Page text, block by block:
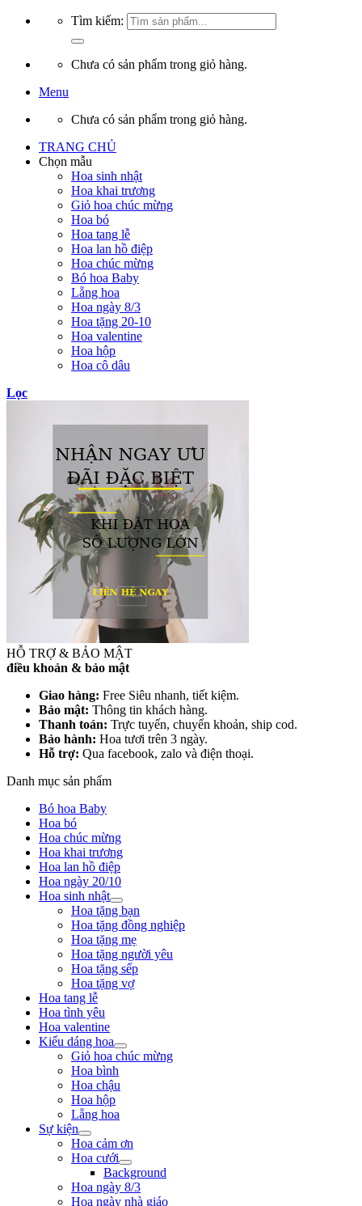
Tìm kiếm:
Chưa có sản phẩm trong giỏ hàng.
Menu
Chưa có sản phẩm trong giỏ hàng.
TRANG CHỦ
Chọn mẫu
Hoa sinh nhật
Hoa khai trương
Giỏ hoa chúc mừng
Hoa bó
Hoa tang lễ
Hoa lan hồ điệp
Hoa chúc mừng
Bó hoa Baby
Lẵng hoa
Hoa ngày 8/3
Hoa tặng 20-10
Hoa valentine
Hoa hộp
Hoa cô dâu
Lọc
HỖ TRỢ & BẢO MẬT
điều khoản & bảo mật
Giao hàng: Free Siêu nhanh, tiết kiệm.
Bảo mật: Thông tin khách hàng.
Thanh toán: Trực tuyến, chuyển khoản, ship cod.
Bảo hành: Hoa tươi trên 3 ngày.
Hỗ trợ: Qua facebook, zalo và điện thoại.
Danh mục sản phẩm
Bó hoa Baby
Hoa bó
Hoa chúc mừng
Hoa khai trương
Hoa lan hồ điệp
Hoa ngày 20/10
Hoa sinh nhật
Hoa tặng bạn
Hoa tặng đồng nghiệp
Hoa tặng mẹ
Hoa tặng người yêu
Hoa tặng sếp
Hoa tặng vợ
Hoa tang lễ
Hoa tình yêu
Hoa valentine
Kiểu dáng hoa
Giỏ hoa chúc mừng
Hoa bình
Hoa chậu
Hoa hộp
Lẵng hoa
Sự kiện
Hoa cảm ơn
Hoa cưới
Background
Hoa ngày 8/3
Hoa ngày nhà giáo